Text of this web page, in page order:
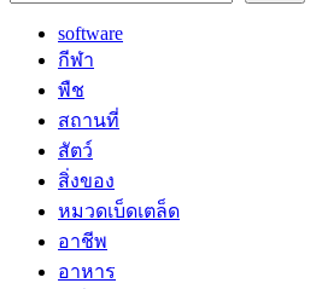
software
กีฬา
พืช
สถานที่
สัตว์
สิ่งของ
หมวดเบ็ดเตล็ด
อาชีพ
อาหาร